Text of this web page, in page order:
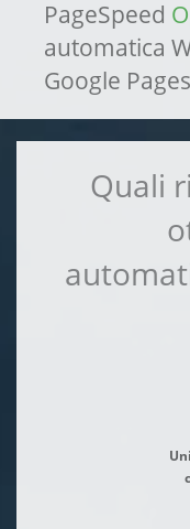
PageSpeed
automatica
Google
Quali